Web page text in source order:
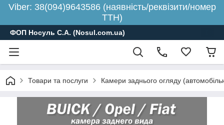
Viber: 38(094)9643586 (наявність/реквізити/номер
ТТН)
ФОП Носуль С.А. (Nosul.com.ua)
Товари та послуги Камери заднього огляду